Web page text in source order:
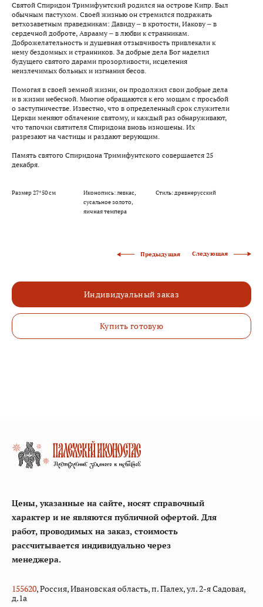
Святой Спиридон Тримифунтский родился на острове Кипр. Был
обычным пастухом. Своей жизнью он стремился подражать
ветхозаветным праведникам: Давиду – в кротости, Иакову – в
сердечной доброте, Аврааму – в любви к странникам.
Доброжелательность и душевная отзывчивость привлекали к
нему бездомных и странников. За добрые дела Бог наделил
будущего святого дарами прозорливости, исцеления
неизлечимых больных и изгнания бесов.
Помогая в своей земной жизни, он продолжил свои добрые дела
и в жизни небесной. Многие обращаются к его мощам с просьбой
о заступничестве. Известно, что в определенный срок служители
Церкви меняют облачение святому, и каждый раз обнаруживают,
что тапочки святителя Спиридона вновь изношены. Их
разрезают на частицы и раздают верующим.
Память святого Спиридона Тримифунтского совершается 25
декабря.
Размер 27*50 см
Иконопись: левкас,
сусальное золото,
яичная темпера
Стиль: древнерусский
Предыдущая Следующая
Индивидуальный заказ
Купить готовую
Цены, указанные на сайте, носят справочный
характер и не являются публичной офертой. Для
работ, проводимых на заказ, стоимость
рассчитывается индивидуально через
менеджера.
155620, Россия, Ивановская область, п. Палех, ул. 2-я Садовая,
д.1а